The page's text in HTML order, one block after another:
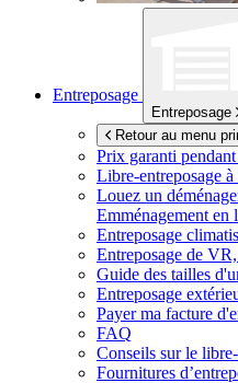
Entreposage
Entreposage
Retour au menu
Prix garanti pendant
Libre-entreposage à
Louez un
Emménagement en
Entreposage
Entreposage de
Guide des tailles
Entreposage
Payer ma facture
FAQ
Conseils sur le
Fournitures